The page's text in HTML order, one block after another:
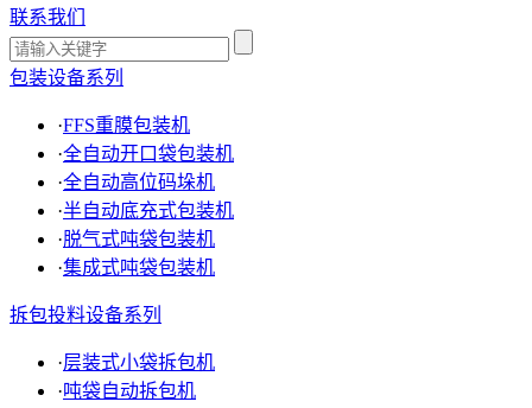
联系我们
包装设备系列
·FFS重膜包装机
·全自动开口袋包装机
·全自动高位码垛机
·半自动底充式包装机
·脱气式吨袋包装机
·集成式吨袋包装机
拆包投料设备系列
·层装式小袋拆包机
·吨袋自动拆包机